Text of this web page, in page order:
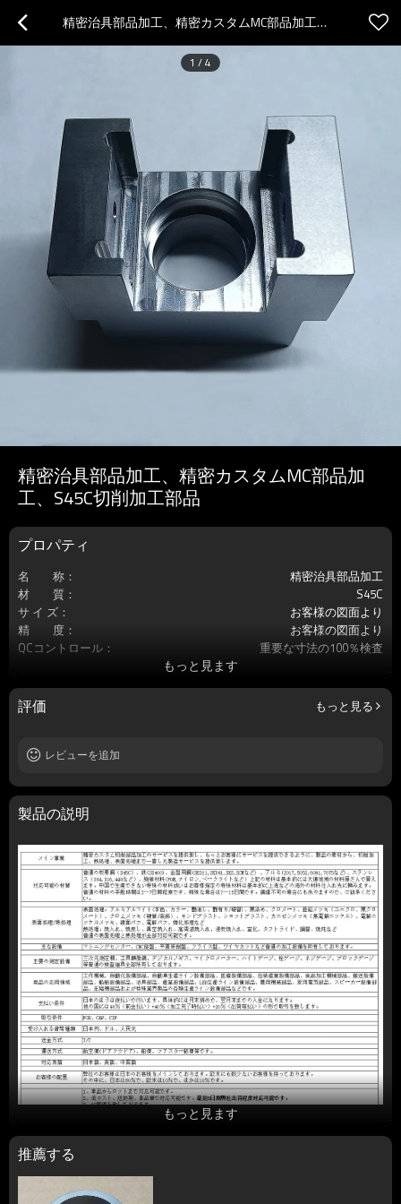
精密治具部品加工、精密カスタムMC部品加工、S45C切削加工部品
1 /4
精密治具部品加工、精密カスタムMC部品加
工、S45C切削加工部品
プロパティ
名 称：
精密治具部品加工
材 質：
S45C
サ イ ズ：
お客様の図面より
精 度：
お客様の図面より
QCコントロール：
重要な寸法の100％検査
加工工程：
フライス盤加工/ワイヤカット加工/MC加
工
もっと見ます
評価 もっと見る
レビューを追加
製品の説明
もっと見ます
推薦する